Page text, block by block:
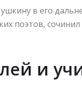
в его
поэтов,
и